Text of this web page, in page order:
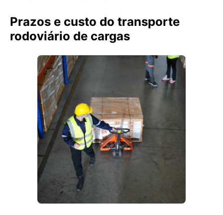
Prazos e custo do transporte
rodoviário de cargas